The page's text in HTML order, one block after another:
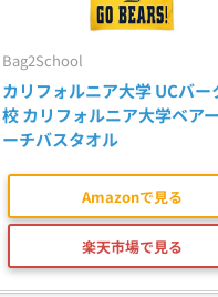
Bag2School
カリフォルニア大学 UCバー
校 カリフォルニア大学ベア
ーチバスタオル
Amazonで見る
楽天市場で見る